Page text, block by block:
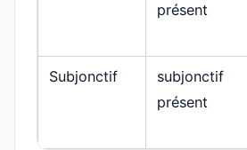
présent
Subjonctif
subjonctif
présent